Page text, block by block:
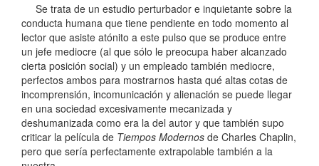
Se trata de un estudio perturbador e inquietante sobre la
conducta humana que tiene pendiente en todo momento al
lector que asiste atónito a este pulso que se produce entre
un jefe mediocre (al que sólo le preocupa haber alcanzado
cierta posición social) y un empleado también mediocre,
perfectos ambos para mostrarnos hasta qué altas cotas de
incomprensión, incomunicación y alienación se puede llegar
en una sociedad excesivamente mecanizada y
deshumanizada como era la del autor y que también supo
criticar la película de Tiempos Modernos de Charles Chaplin,
pero que sería perfectamente extrapolable también a la